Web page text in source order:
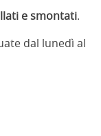
e smontati.
dal lunedì al